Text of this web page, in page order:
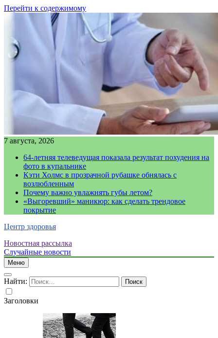
Перейти к содержимому
7 августа, 2026
64-летняя телеведущая показала результат похудения на
фото в купальнике
Кэти Холмс в прозрачной рубашке обнялась с
возлюбленным
Почему важно увлажнять губы летом?
«Выгоревший» маникюр: как сделать трендовое
покрытие
Центр здоровья
Новостная рассылка
Случайные новости
Меню
Найти:
Заголовки